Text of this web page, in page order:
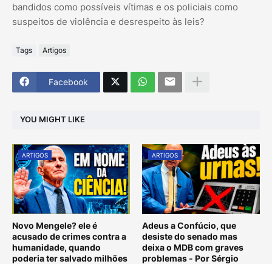
bandidos como possíveis vítimas e os policiais como
suspeitos de violência e desrespeito às leis?
Tags Artigos
Facebook
YOU MIGHT LIKE
ARTIGOS
Novo Mengele? ele é
acusado de crimes contra a
humanidade, quando
poderia ter salvado milhões
ARTIGOS
Adeus a Confúcio, que
desiste do senado mas
deixa o MDB com graves
problemas - Por Sérgio